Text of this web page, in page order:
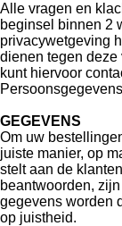
Alle vragen en
beginsel binnen 2
privacywetgeving
dienen tegen
kunt hiervoor
GEGEVENS
Om uw
juiste manier, op
stelt aan de
beantwoorden,
gegevens worden
op juistheid.